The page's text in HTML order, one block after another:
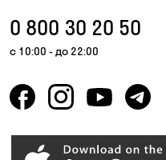
0 800 30 20 50
с 10:00 - до 22:00